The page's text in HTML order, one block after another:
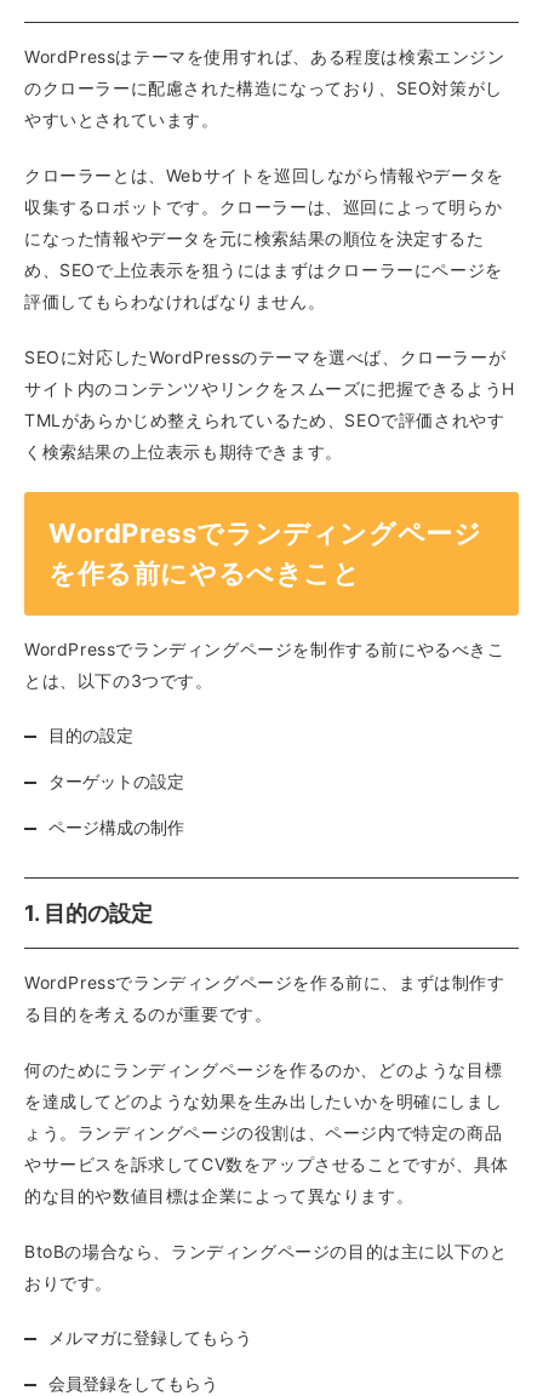
WordPressはテーマを使用すれば、ある程度は検索エンジン
のクローラーに配慮された構造になっており、SEO対策がし
やすいとされています。
クローラーとは、Webサイトを巡回しながら情報やデータを
収集するロボットです。クローラーは、巡回によって明らか
になった情報やデータを元に検索結果の順位を決定するた
め、SEOで上位表示を狙うにはまずはクローラーにページを
評価してもらわなければなりません。
SEOに対応したWordPressのテーマを選べば、クローラーが
サイト内のコンテンツやリンクをスムーズに把握できるようH
TMLがあらかじめ整えられているため、SEOで評価されやす
く検索結果の上位表示も期待できます。
WordPressでランディングページ
を作る前にやるべきこと
WordPressでランディングページを制作する前にやるべきこ
とは、以下の3つです。
目的の設定
ターゲットの設定
ページ構成の制作
1. 目的の設定
WordPressでランディングページを作る前に、まずは制作す
る目的を考えるのが重要です。
何のためにランディングページを作るのか、どのような目標
を達成してどのような効果を生み出したいかを明確にしまし
ょう。ランディングページの役割は、ページ内で特定の商品
やサービスを訴求してCV数をアップさせることですが、具体
的な目的や数値目標は企業によって異なります。
BtoBの場合なら、ランディングページの目的は主に以下のと
おりです。
メルマガに登録してもらう
会員登録をしてもらう